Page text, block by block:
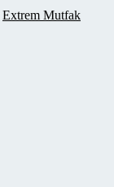
Extrem Mutfak